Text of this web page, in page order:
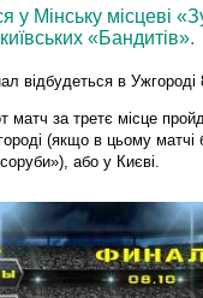
у Мінську місцеві
«Бандитів».
відбудеться в
матч за третє місце
(якщо в цьому матчі
або у Києві.